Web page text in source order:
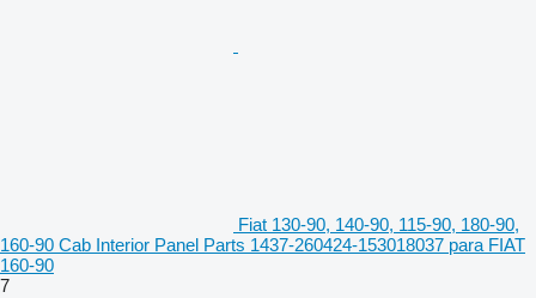
Fiat 130-90, 140-90, 115-90, 180-90,
160-90 Cab Interior Panel Parts 1437-260424-153018037 para FIAT
160-90
7